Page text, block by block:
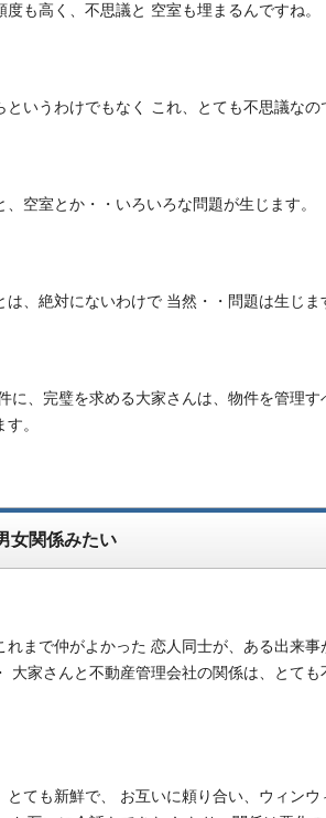
も高く、不思議と 空室も埋まるんですね。
というわけでもなく これ、とても不思議なの
空室とか・・いろいろな問題が生じます。
は、絶対にないわけで 当然・・問題は生じま
に、完璧を求める大家さんは、物件を管理
。
女関係みたい
れまで仲がよかった 恋人同士が、ある出来
大家さんと不動産管理会社の関係は、とて
とても新鮮で、 お互いに頼り合い、ウィン